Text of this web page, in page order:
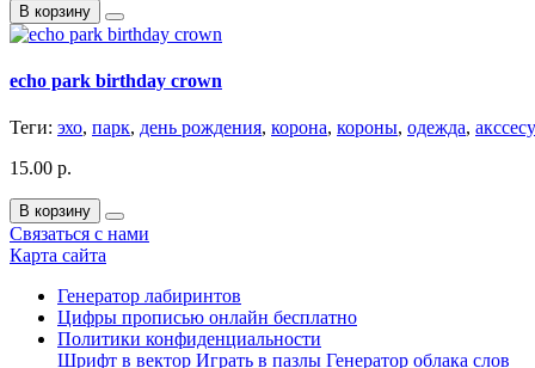
В корзину
echo park birthday crown
Теги: эхо, парк, день рождения, корона, короны, одежда,
15.00 р.
В корзину
Связаться с нами
Карта сайта
Генератор лабиринтов
Цифры прописью онлайн бесплатно
Политики конфиденциальности
Шрифт в вектор Играть в пазлы Генератор облака слов